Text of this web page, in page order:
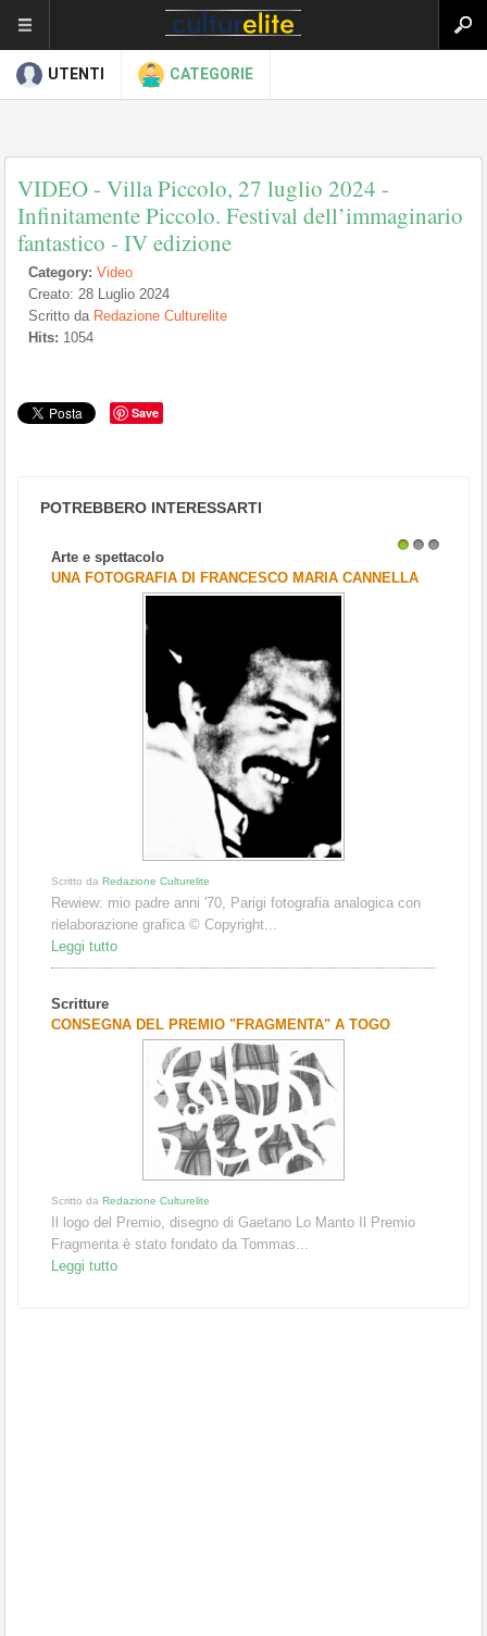
UTENTI CATEGORIE
VIDEO - Villa Piccolo, 27 luglio 2024 -
Infinitamente Piccolo. Festival dell’immaginario
fantastico - IV edizione
Category: Video
Creato: 28 Luglio 2024
Scritto da Redazione Culturelite
Hits: 1054
Save
POTREBBERO INTERESSARTI
Arte e spettacolo
UNA FOTOGRAFIA DI FRANCESCO MARIA CANNELLA
Scritto da Redazione Culturelite
Rewiew: mio padre anni '70, Parigi fotografia analogica con
rielaborazione grafica © Copyright...
Leggi tutto
Scritture
CONSEGNA DEL PREMIO "FRAGMENTA" A TOGO
Scritto da Redazione Culturelite
Il logo del Premio, disegno di Gaetano Lo Manto Il Premio
Fragmenta è stato fondato da Tommas...
Leggi tutto